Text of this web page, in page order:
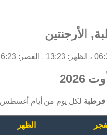
الأرجنتين
قرطبة لكل يوم من أيام أغسطس 2026.
الظهر